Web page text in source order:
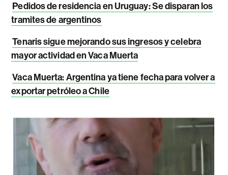
Pedidos de residencia en Uruguay: Se disparan los
tramites de argentinos
Tenaris sigue mejorando sus ingresos y celebra
mayor actividad en Vaca Muerta
Vaca Muerta: Argentina ya tiene fecha para volver a
exportar petróleo a Chile